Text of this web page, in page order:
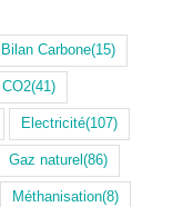
Bilan Carbone(15)
CO2(41)
Electricité(107)
Gaz naturel (86)
Méthanisation(8)